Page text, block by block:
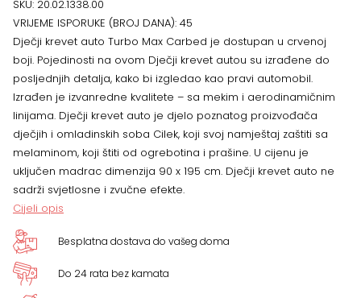
x
66
x
225
cm
količina
SKU: 20.02.1338.00
VRIJEME ISPORUKE (BROJ DANA): 45
Dječji krevet auto Turbo Max Carbed je dostupan u crvenoj
boji. Pojedinosti na ovom Dječji krevet autou su izrađene do
posljednjih detalja, kako bi izgledao kao pravi automobil.
Izrađen je izvanredne kvalitete – sa mekim i aerodinamičnim
linijama. Dječji krevet auto je djelo poznatog proizvođača
dječjih i omladinskih soba Cilek, koji svoj namještaj zaštiti sa
melaminom, koji štiti od ogrebotina i prašine. U cijenu je
uključen madrac dimenzija 90 x 195 cm. Dječji krevet auto ne
sadrži svjetlosne i zvučne efekte.
Cijeli opis
Besplatna dostava do vašeg doma
Do 24 rata bez kamata